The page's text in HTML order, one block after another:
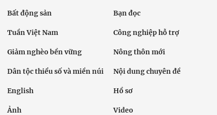
Bất động sản Bạn đọc
Tuần Việt Nam Công nghiệp hỗ trợ
Giảm nghèo bền vững Nông thôn mới
Dân tộc thiểu số và miền núi Nội dung chuyên đề
English Hồ sơ
Ảnh Video